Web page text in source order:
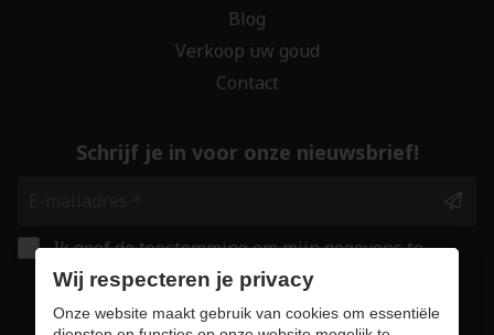
Blog
Verkoop uw goud
Contact
Schrijf je in voor onze nieuwsbrief!
Ik geef de toestemming om mijn gegevens te
bewaren en verwerken zoals aangegeven in
onze
privacy statement. *
Wij respecteren je privacy
Onze website maakt gebruik van cookies om essentiële